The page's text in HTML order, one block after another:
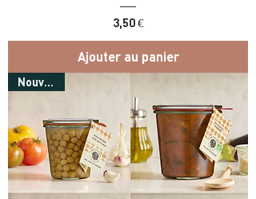
Prix
3,50 €
Ajouter au panier
Nouveau !